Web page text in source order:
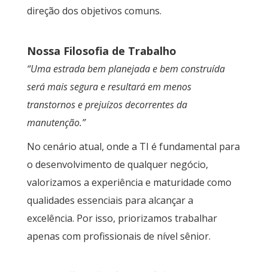
direção dos objetivos comuns.
Nossa Filosofia de Trabalho
“Uma estrada bem planejada e bem construída
será mais segura e resultará em menos
transtornos e prejuízos decorrentes da
manutenção.”
No cenário atual, onde a TI é fundamental para
o desenvolvimento de qualquer negócio,
valorizamos a experiência e maturidade como
qualidades essenciais para alcançar a
excelência. Por isso, priorizamos trabalhar
apenas com profissionais de nível sênior.